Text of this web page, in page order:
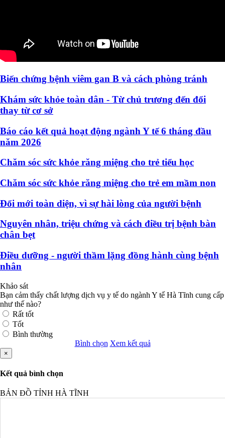
Biến chứng bệnh viêm gan B và cách phòng tránh
Khám sức khỏe toàn dân - Từ chủ trương đến đổi
thay từ cơ sở
Báo cáo kết quả hoạt động ngành Y tế 6 tháng đầu
năm 2026
Chăm sóc sức khỏe răng miệng cho trẻ tiểu học
Chăm sóc sức khỏe răng miệng cho trẻ em mầm non
Đổi mới toàn diện, vì sự hài lòng của người bệnh
Nguyên nhân, triệu chứng và cách điều trị bệnh bàn
chân bẹt
Điều dưỡng - người thầm lặng đồng hành cùng bệnh
nhân
Khảo sát
Bạn cảm thấy chất lượng dịch vụ y tế do ngành Y tế Hà Tĩnh cung cấp
như thế nào?
Rất tốt
Tốt
Bình thường
Bình chọn Xem kết quả
×
Kết quả bình chọn
BẢN ĐỒ TỈNH HÀ TĨNH